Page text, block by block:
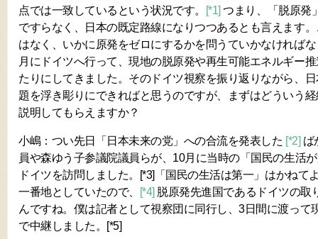
点では一致しているという状況です。
[*1] つまり、「脱原発
ですらなく、日本の既定路線になりつつあるとも言えます
はなく、いかに原発をゼロにするかを問うていかなければ
月にドイツへ行って、現地の脱原発や再生可能エネルギー
たりにしてきました。そのドイツ視察を振り返りながら、
題を浮き彫りにできればと思うのですが、まずはどういう
説明してもらえますか？
小嶋：つい先日「日本未来の党」への合流を発表した [*2] ば
員や森ゆう子参議院議員らが、10月に当時の「国民の生活
ドイツを訪問しました。[*3]「国民の生活は第一」はかねて
一番地としていたので、
[*4] 脱原発先進国であるドイツの取
んですね。僕は記者として視察団に同行し、3日間に渡って
で中継しました。[*5]